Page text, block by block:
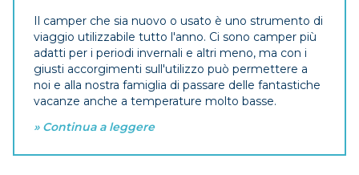
Il camper che sia nuovo o usato è uno strumento di
viaggio utilizzabile tutto l'anno. Ci sono camper più
adatti per i periodi invernali e altri meno, ma con i
giusti accorgimenti sull'utilizzo può permettere a
noi e alla nostra famiglia di passare delle fantastiche
vacanze anche a temperature molto basse.
» Continua a leggere